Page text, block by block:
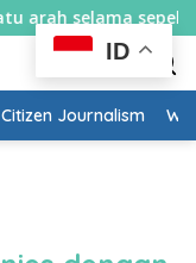
selama sepekan
Citizen Journalism
ID